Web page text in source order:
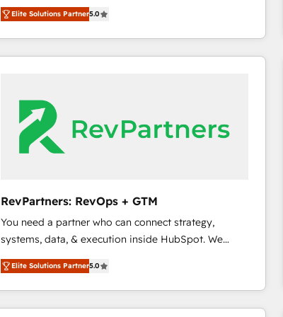
HubSpot大百科 出版 CRM・AI活用に関するご相談、現
growth. As a triple-accredited HubSpot Solutions
Partner, we specialize in both strategic RevOps
planning and hands-on technical execution - building
the operational foundation companies need to
Franchises - Professional Services - And more! How
we help: ✔️ Full HubSpot implementations and portal
optimization ✔️ Data migrations, CRM architecture,
and reporting foundations ✔️ Custom integrations
based engagements and ongoing RevOps
partnerships, we guide organizations through the
revenue maturity model - delivering the right
improvements at the right time so operations
evolve strategically and sustainably as the business
grows.
Elite Solutions Partner5.0
RevPartners: RevOps + GTM
You need a partner who can connect strategy,
systems, data, & execution inside HubSpot. We
bridge the gap where most agencies fall short by
combining GTM strategy with technical execution to
solve the right problem with the right solution. As the
only firm in the world to hold Elite Partner
Elite Solutions Partner5.0